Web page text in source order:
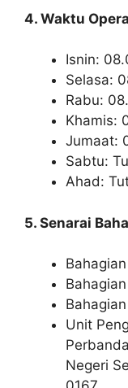
4. Waktu
Isnin:
Selasa:
Rabu:
Khamis:
Jumaat:
Sabtu:
Ahad:
5. Senarai
Unit
Negeri